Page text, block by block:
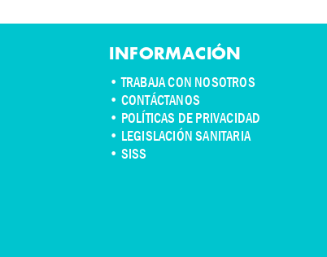
INFORMACIÓN
•TRABAJA CON NOSOTROS
• CONTÁCTANOS
• POLÍTICAS DE PRIVACIDAD
• LEGISLACIÓN SANITARIA
• SISS